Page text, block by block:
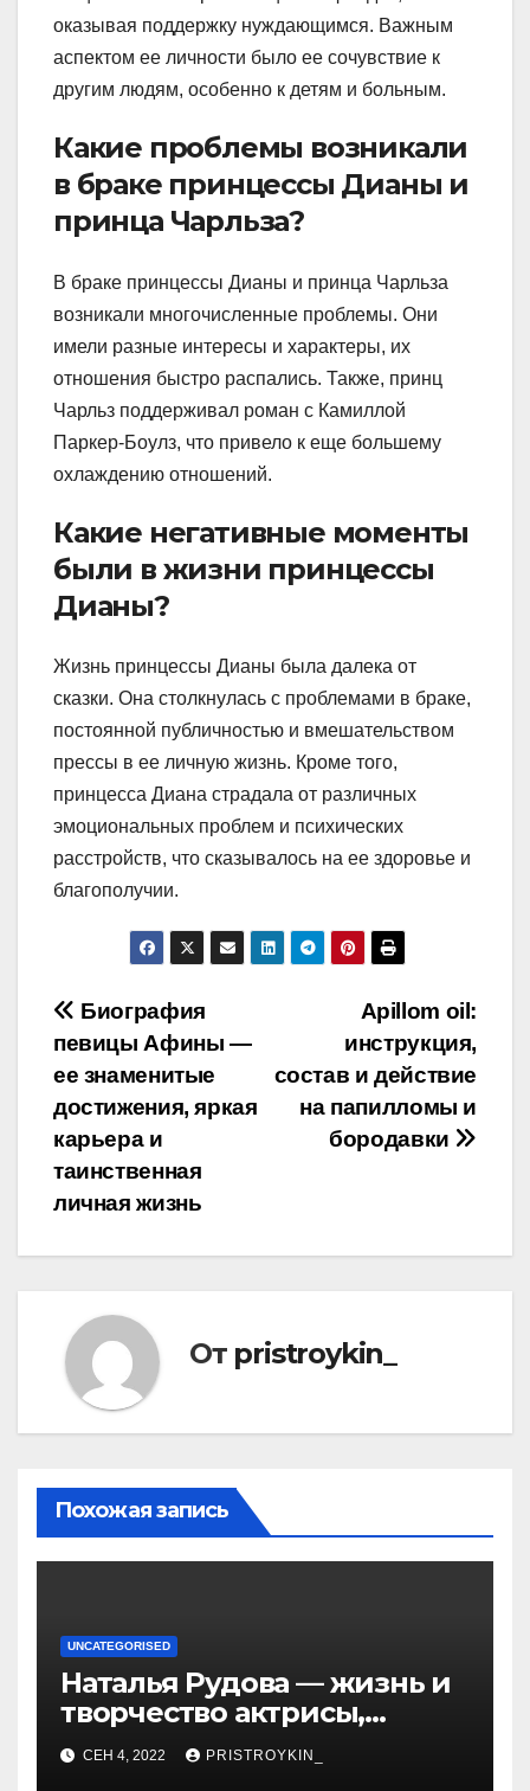
оказывая поддержку нуждающимся. Важным
аспектом ее личности было ее сочувствие к
другим людям, особенно к детям и больным.
Какие проблемы возникали
в браке принцессы Дианы и
принца Чарльза?
В браке принцессы Дианы и принца Чарльза
возникали многочисленные проблемы. Они
имели разные интересы и характеры, их
отношения быстро распались. Также, принц
Чарльз поддерживал роман с Камиллой
Паркер-Боулз, что привело к еще большему
охлаждению отношений.
Какие негативные моменты
были в жизни принцессы
Дианы?
Жизнь принцессы Дианы была далека от
сказки. Она столкнулась с проблемами в браке,
постоянной публичностью и вмешательством
прессы в ее личную жизнь. Кроме того,
принцесса Диана страдала от различных
эмоциональных проблем и психических
расстройств, что сказывалось на ее здоровье и
благополучии.
Навигация
по
записям
Apillom oil:
инструкция,
состав и действие
на папилломы и
бородавки
Биография
певицы Афины —
ее знаменитые
достижения, яркая
карьера и
таинственная
личная жизнь
От pristroykin_
Похожая запись
UNCATEGORISED
Наталья Рудова — жизнь и
творчество актрисы,
популярные фильмы и
личные подробности
СЕН 4, 2022 PRISTROYKIN_